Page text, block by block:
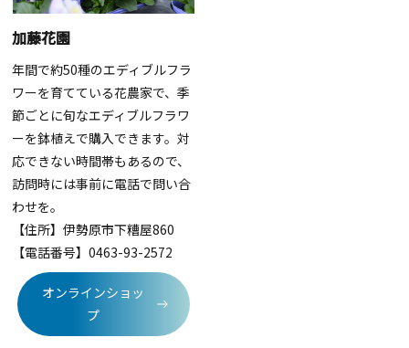
加藤花園
年間で約50種のエディブルフラ
ワーを育てている花農家で、季
節ごとに旬なエディブルフラワ
ーを鉢植えで購入できます。対
応できない時間帯もあるので、
訪問時には事前に電話で問い合
わせを。
【住所】伊勢原市下糟屋860
【電話番号】0463-93-2572
オンラインショッ
プ